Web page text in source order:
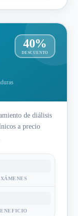
40%
DESCUENTO
de diálisis
a precio